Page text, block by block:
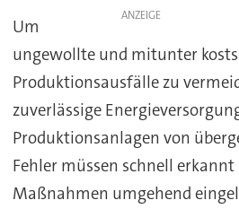
ANZEIGE
Um
ungewollte und mitunter
Produktionsausfälle zu
zuverlässige
Produktionsanlagen von
Fehler müssen schnell
Maßnahmen umgehend